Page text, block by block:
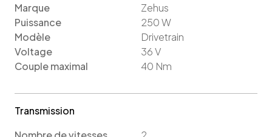
Marque
Zehus
Puissance
250W
Modèle
Drivetrain
Voltage
36V
Couple maximal
40 Nm
Transmission